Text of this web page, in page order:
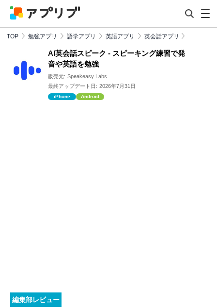
TOP 勉強アプリ 語学アプリ 英語アプリ 英会話アプリ
AI英会話スピーク - スピーキング練習で発
音や英語を勉強
販売元: Speakeasy Labs
最終アップデート日: 2026年7月31日
iPhone Android
編集部レビュー